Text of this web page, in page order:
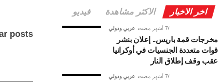
posts
اخر الاخبار الاكثر مشاهدة فيديو
عربي ودولي 7 أشهر مضت
مخرجات قمة باريس.. إعلان بنشر
قوات متعددة الجنسيات في أوكرانيا
عقب وقف إطلاق النار
عربي ودولي 7 أشهر مضت